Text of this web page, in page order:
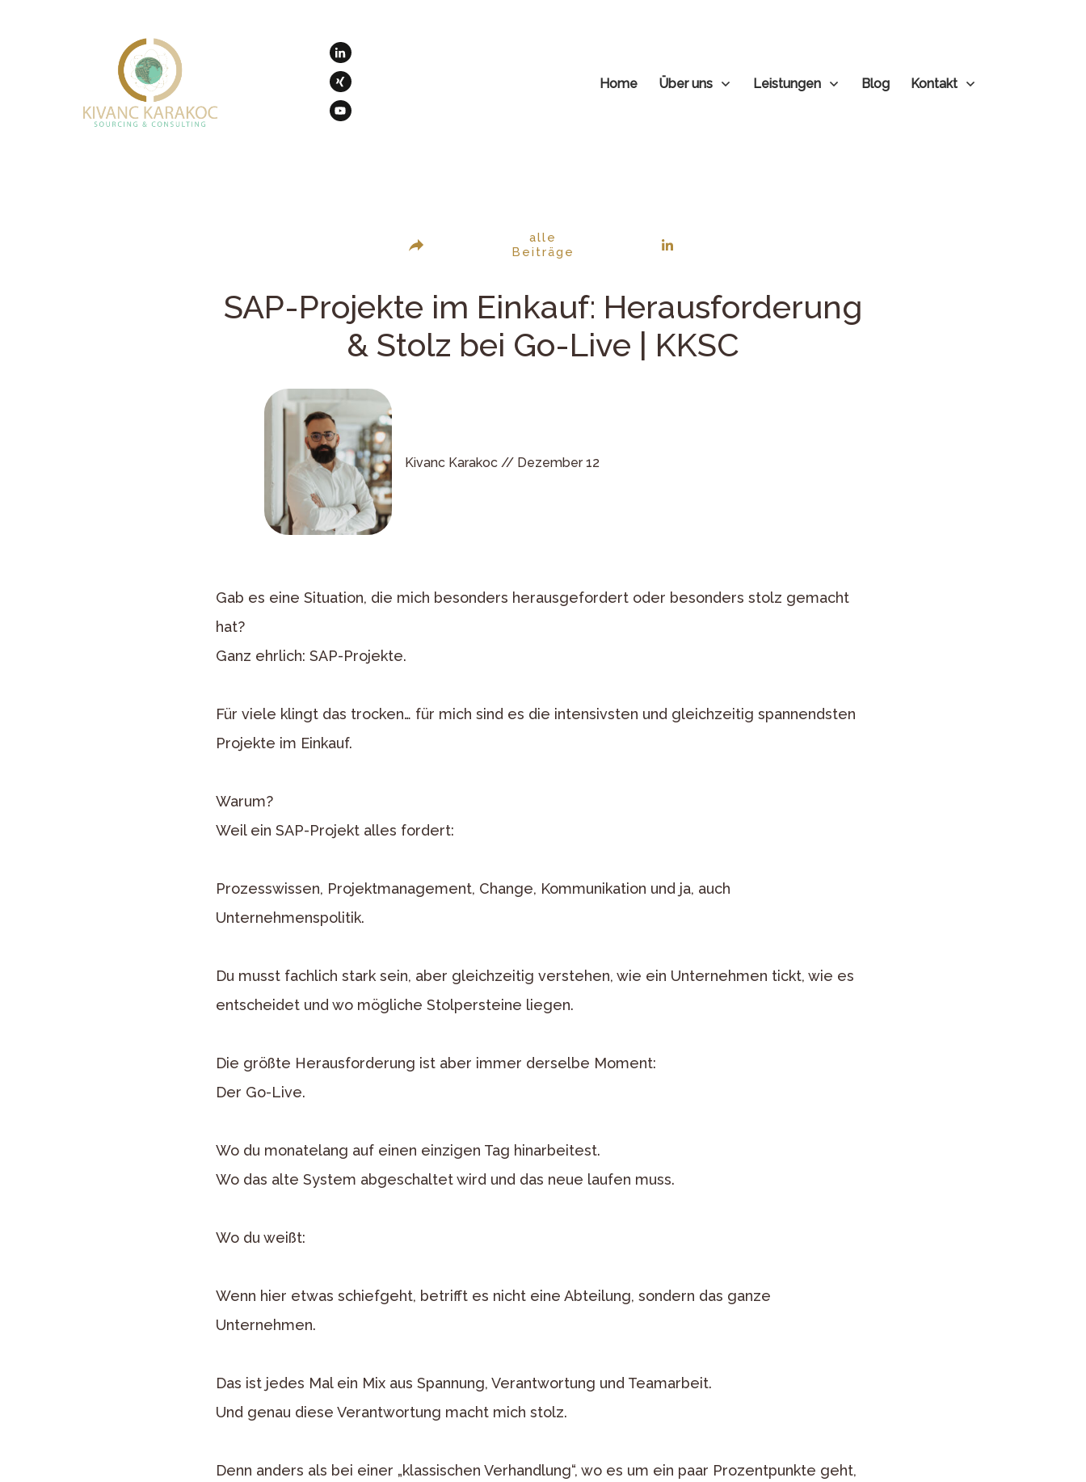
Home Über uns Leistungen Blog Kontakt
alle
Beiträge
SAP-Projekte im Einkauf: Herausforderung
& Stolz bei Go-Live | KKSC
Kivanc Karakoc // Dezember 12
Gab es eine Situation, die mich besonders herausgefordert oder besonders stolz gemacht
hat?
Ganz ehrlich: SAP-Projekte.
Für viele klingt das trocken… für mich sind es die intensivsten und gleichzeitig spannendsten
Projekte im Einkauf.
Warum?
Weil ein SAP-Projekt alles fordert:
Prozesswissen, Projektmanagement, Change, Kommunikation und ja, auch
Unternehmenspolitik.
Du musst fachlich stark sein, aber gleichzeitig verstehen, wie ein Unternehmen tickt, wie es
entscheidet und wo mögliche Stolpersteine liegen.
Die größte Herausforderung ist aber immer derselbe Moment:
Der Go-Live.
Wo du monatelang auf einen einzigen Tag hinarbeitest.
Wo das alte System abgeschaltet wird und das neue laufen muss.
Wo du weißt:
Wenn hier etwas schiefgeht, betrifft es nicht eine Abteilung, sondern das ganze
Unternehmen.
Das ist jedes Mal ein Mix aus Spannung, Verantwortung und Teamarbeit.
Und genau diese Verantwortung macht mich stolz.
Denn anders als bei einer „klassischen Verhandlung“, wo es um ein paar Prozentpunkte geht,